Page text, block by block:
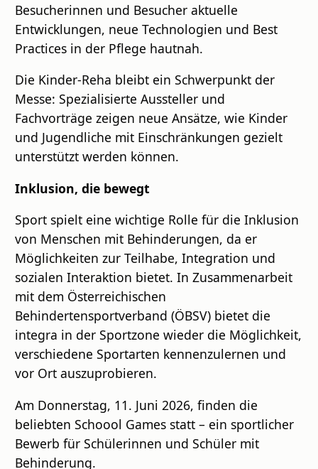
Besucherinnen und Besucher aktuelle
Entwicklungen, neue Technologien und Best
Practices in der Pflege hautnah.
Die Kinder-Reha bleibt ein Schwerpunkt der
Messe: Spezialisierte Aussteller und
Fachvorträge zeigen neue Ansätze, wie Kinder
und Jugendliche mit Einschränkungen gezielt
unterstützt werden können.
Inklusion, die bewegt
Sport spielt eine wichtige Rolle für die Inklusion
von Menschen mit Behinderungen, da er
Möglichkeiten zur Teilhabe, Integration und
sozialen Interaktion bietet. In Zusammenarbeit
mit dem Österreichischen
Behindertensportverband (ÖBSV) bietet die
integra in der Sportzone wieder die Möglichkeit,
verschiedene Sportarten kennenzulernen und
vor Ort auszuprobieren.
Am Donnerstag, 11. Juni 2026, finden die
beliebten Schoool Games statt – ein sportlicher
Bewerb für Schülerinnen und Schüler mit
Behinderung.